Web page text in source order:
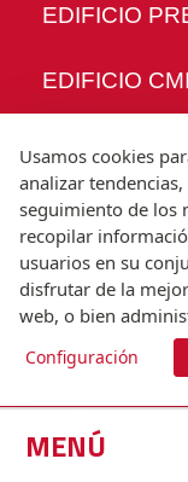
MENÚ
EDIFICIO
EDIFICIO
SÍGUENOS
©
Usamos cookies
analizar
seguimiento de los
recopilar
usuarios en su
disfrutar de la
web, o bien
Configuración